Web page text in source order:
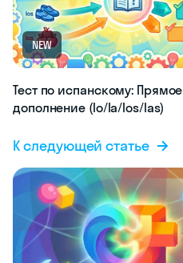
NEW
Тест по испанскому: Прямое
дополнение (lo/la/los/las)
К следующей статье